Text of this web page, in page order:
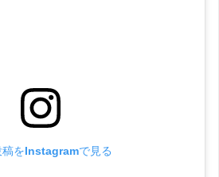
稿をInstagramで見る